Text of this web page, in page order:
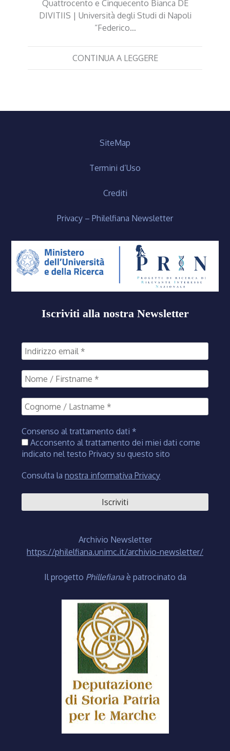
Quattrocento e Cinquecento Bianca DE
DIVITIIS | Università degli Studi di Napoli
“Federico…
CONTINUA A LEGGERE
SiteMap
Termini d’Uso
Crediti
Privacy – Philelfiana Newsletter
Iscriviti alla nostra Newsletter
Consenso al trattamento dati *
Acconsento al trattamento dei miei dati come
indicato nel testo Privacy su questo sito
Consulta lanostra informativa Privacy
Archivio Newsletter
https://philelfiana.unimc.it/archivio-newsletter/
Il progetto Phillefiana è patrocinato da